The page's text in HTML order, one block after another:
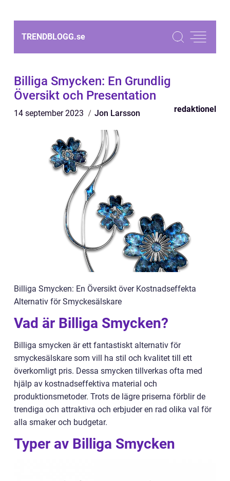
TRENDBLOGG.se
Billiga Smycken: En Grundlig
Översikt och Presentation
14 september 2023 Jon Larsson redaktionel
Billiga Smycken: En Översikt över Kostnadseffekta
Alternativ för Smyckesälskare
Vad är Billiga Smycken?
Billiga smycken är ett fantastiskt alternativ för
smyckesälskare som vill ha stil och kvalitet till ett
överkomligt pris. Dessa smycken tillverkas ofta med
hjälp av kostnadseffektiva material och
produktionsmetoder. Trots de lägre priserna förblir de
trendiga och attraktiva och erbjuder en rad olika val för
alla smaker och budgetar.
Typer av Billiga Smycken